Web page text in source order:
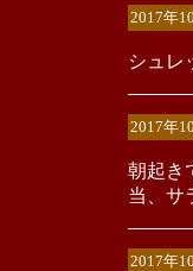
2017年
シュレ
2017年
朝起き
当、サ
2017年